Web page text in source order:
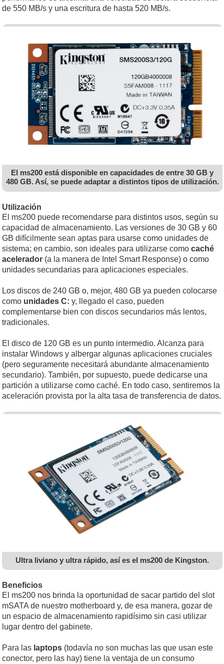
de 550 MB/s y una escritura de hasta 520 MB/s.
El ms200 está disponible en capacidades de entre 30 GB y
480 GB. Así, se puede adaptar a distintos tipos de utilización.
Utilización
El ms200 puede recomendarse para distintos usos, según su
capacidad de almacenamiento. Las versiones de 30 GB y 60
GB difícilmente sean aptas para usarse como unidades de
sistema; en cambio, son ideales para utilizarse como caché
acelerador (a la manera de Intel Smart Response) o como
unidades secundarias para aplicaciones especiales.
Los discos de 240 GB o, mejor, 480 GB ya pueden colocarse
como unidades C: y, llegado el caso, pueden
complementarse bien con discos secundarios más lentos,
tradicionales.
El disco de 120 GB es un punto intermedio. Alcanza para
instalar Windows y albergar algunas aplicaciones cruciales
(pero seguramente necesitará abundante almacenamiento
secundario). También, por supuesto, puede dedicarse una
partición a utilizarse como caché. En todo caso, sentiremos la
aceleración provista por la alta tasa de transferencia de datos.
Ultra liviano y ultra rápido, así es el ms200 de Kingston.
Beneficios
El ms200 nos brinda la oportunidad de sacar partido del slot
mSATA de nuestro motherboard y, de esa manera, gozar de
un espacio de almacenamiento rapidísimo sin casi utilizar
lugar dentro del gabinete.
Para las laptops (todavía no son muchas las que usan este
conector, pero las hay) tiene la ventaja de un consumo